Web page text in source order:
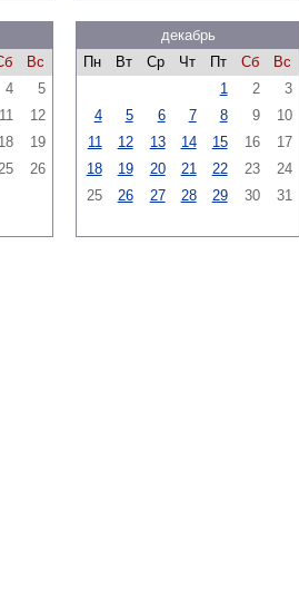
Вс
4
5
11
12
18
19
25
26
декабрь
Пн
Вт Ср Чт Пт Сб
Вс
1
2
3
4
5 6 7 8 9
10
11
12 13 14 15 16
17
18
19 20 21 22 23
24
25
26 27 28 29 30 31